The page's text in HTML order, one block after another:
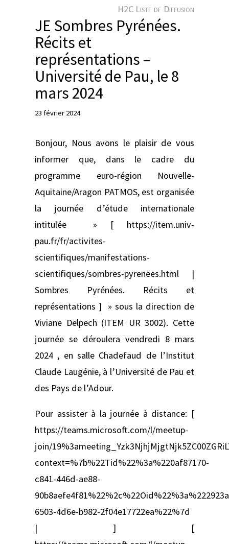
r
H2C Liste de Diffusion
JE Sombres Pyrénées.
Récits et
représentations –
Université de Pau, le 8
mars 2024
23 février 2024
Bonjour, Nous avons le plaisir de vous
informer que, dans le cadre du
programme euro-région Nouvelle-
Aquitaine/Aragon PATMOS, est organisée
la journée d’étude internationale
intitulée » [ https://item.univ-
pau.fr/fr/activites-
scientifiques/manifestations-
scientifiques/sombres-pyrenees.html |
Sombres Pyrénées. Récits et
représentations ] » sous la direction de
Viviane Delpech (ITEM UR 3002). Cette
journée se déroulera vendredi 8 mars
2024 , en salle Chadefaud de l’Institut
Claude Laugénie, à l’Université de Pau et
des Pays de l’Adour.
Pour assister à la journée à distance: [
https://teams.microsoft.com/l/meetup-
join/
context=%7b%22Tid%22%3a%220af87170-
c841-446d-ae88-
6503-4d6e-b982-2f04e17722ea%22%7d
| ] [